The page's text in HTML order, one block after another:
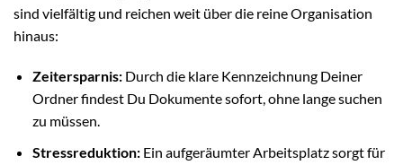
sind vielfältig und reichen weit über die reine Organisation
hinaus:
Zeitersparnis:Durch die klare Kennzeichnung Deiner
Ordner findest Du Dokumente sofort, ohne lange suchen
zu müssen.
Stressreduktion:Ein aufgeräumter Arbeitsplatz sorgt für